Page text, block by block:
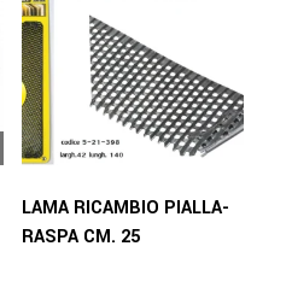
LAMA RICAMBIO PIALLA-
RASPA CM. 25